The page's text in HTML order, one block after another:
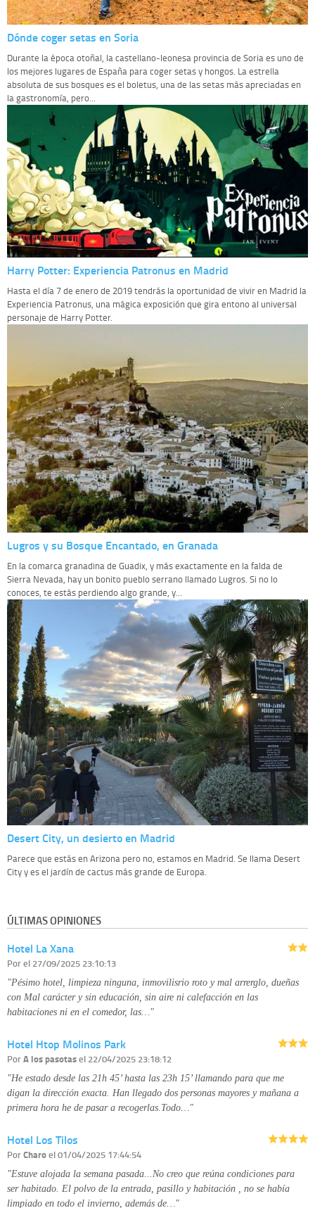
Dónde coger setas en Soria
Durante la época otoñal, la castellano-leonesa provincia de Soria es uno de
los mejores lugares de España para coger setas y hongos. La estrella
absoluta de sus bosques es el boletus, una de las setas más apreciadas en
la gastronomía, pero...
Harry Potter: Experiencia Patronus en Madrid
Hasta el día 7 de enero de 2019 tendrás la oportunidad de vivir en Madrid la
Experiencia Patronus, una mágica exposición que gira entono al universal
personaje de Harry Potter.
Lugros y su Bosque Encantado, en Granada
En la comarca granadina de Guadix, y más exactamente en la falda de
Sierra Nevada, hay un bonito pueblo serrano llamado Lugros. Si no lo
conoces, te estás perdiendo algo grande, y...
Desert City, un desierto en Madrid
Parece que estás en Arizona pero no, estamos en Madrid. Se llama Desert
City y es el jardín de cactus más grande de Europa.
ÚLTIMAS OPINIONES
Hotel La Xana
Porel 27/09/2025 23:10:13
"Pésimo hotel, limpieza ninguna, inmovilisrio roto y mal arrerglo, dueñas
con Mal carácter y sin educación, sin aire ni calefacción en las
habitaciones ni en el comedor, las…"
Hotel Htop Molinos Park
PorA los pasotasel 22/04/2025 23:18:12
"He estado desde las 21h 45’ hasta las 23h 15’ llamando para que me
digan la dirección exacta. Han llegado dos personas mayores y mañana a
primera hora he de pasar a recogerlas.Todo…"
Hotel Los Tilos
PorCharoel 01/04/2025 17:44:54
"Estuve alojada la semana pasada...No creo que reúna condiciones para
ser habitado. El polvo de la entrada, pasillo y habitación , no se había
limpiado en todo el invierno, además de…"